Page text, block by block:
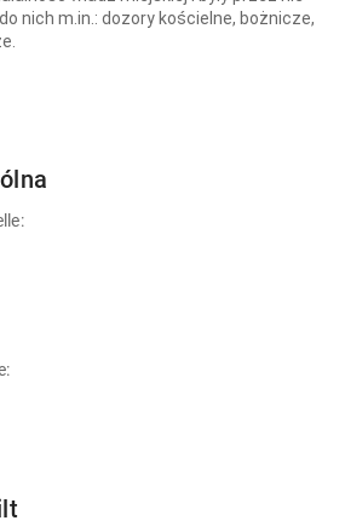
nich m.in.: dozory kościelne, bożnicze,